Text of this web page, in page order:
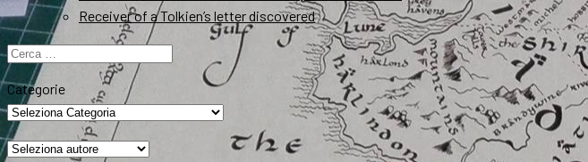
Receiver of a Tolkien’s letter discovered
Ricerca
per:
Categorie